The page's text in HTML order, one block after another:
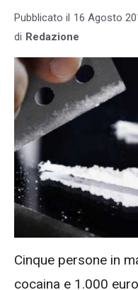
Pubblicato il 16 Agosto
di Redazione
Cinque persone in
cocaina e 1.000